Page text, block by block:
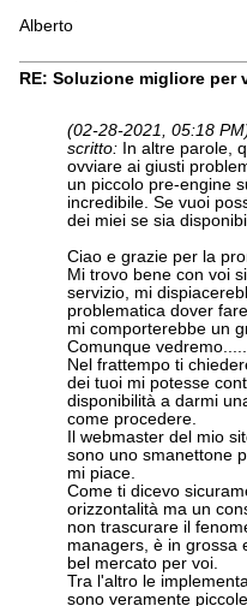
Alberto
RE: Soluzione migliore per
(02-28-2021, 05:18
scritto: In altre parole,
ovviare ai giusti
un piccolo pre-engine
incredibile. Se vuoi
dei miei se sia
Ciao e grazie per la
Mi trovo bene con voi
servizio, mi
problematica dover
mi comporterebbe un
Comunque
Nel frattempo ti
dei tuoi mi potesse
disponibilità a darmi
come procedere.
Il webmaster del mio
sono uno smanettone
mi piace.
Come ti dicevo
orizzontalità ma un
non trascurare il
managers, è in grossa
bel mercato per voi.
Tra l'altro le
sono veramente